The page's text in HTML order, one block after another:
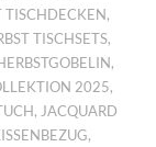
TISCHDECKEN,
TISCHSETS,
,
2025,
, JACQUARD
,